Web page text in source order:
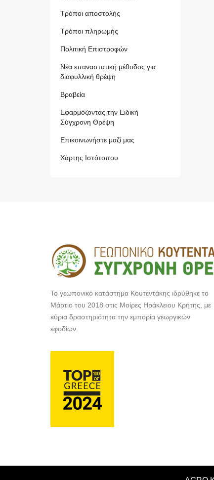
Τρόποι αποστολής
Τρόποι πληρωμής
Πολιτική Επιστροφών
Νέα επαναστατική μέθοδος για
διαφυλλική θρέψη
Βραβεία
Εφαρμόζοντας την Ειδική
Σύγχρονη Θρέψη
Επικοινωνήστε μαζί μας
Χάρτης Ιστότοπου
Το γεωπονικό κατάστημα Κουτεντάκης ιδρύθηκε το
Μάρτιο του 2018 στις Μοίρες Ηράκλειου Κρήτης, με
κύρια δραστηριότητα την εμπορία γεωργικών
εφοδίων.